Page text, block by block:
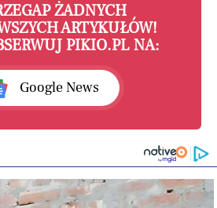
ŻADNYCH
ARTYKUŁÓW!
PIKIO.PL NA:
Google News